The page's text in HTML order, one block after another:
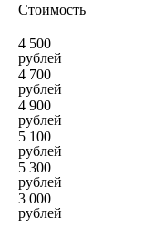
Стоимость
4 500
рублей
4 700
рублей
4 900
рублей
5 100
рублей
5 300
рублей
3 000
рублей